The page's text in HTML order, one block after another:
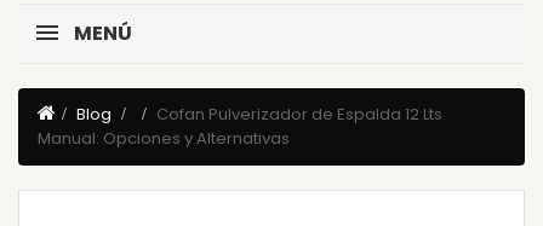
MENÚ
Blog
Cofan Pulverizador de Espalda 12 Lts
Manual: Opciones y Alternativas